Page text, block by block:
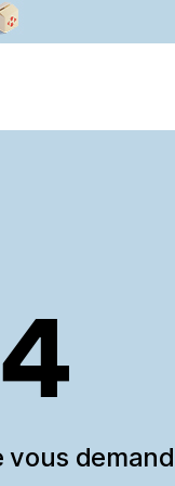
vous